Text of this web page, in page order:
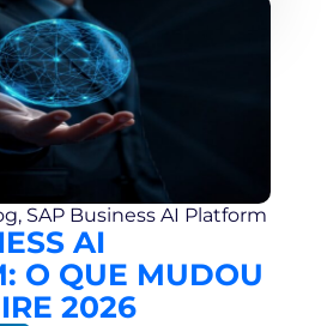
, SAP Business AI Platform
AI
O QUE MUDOU
2026